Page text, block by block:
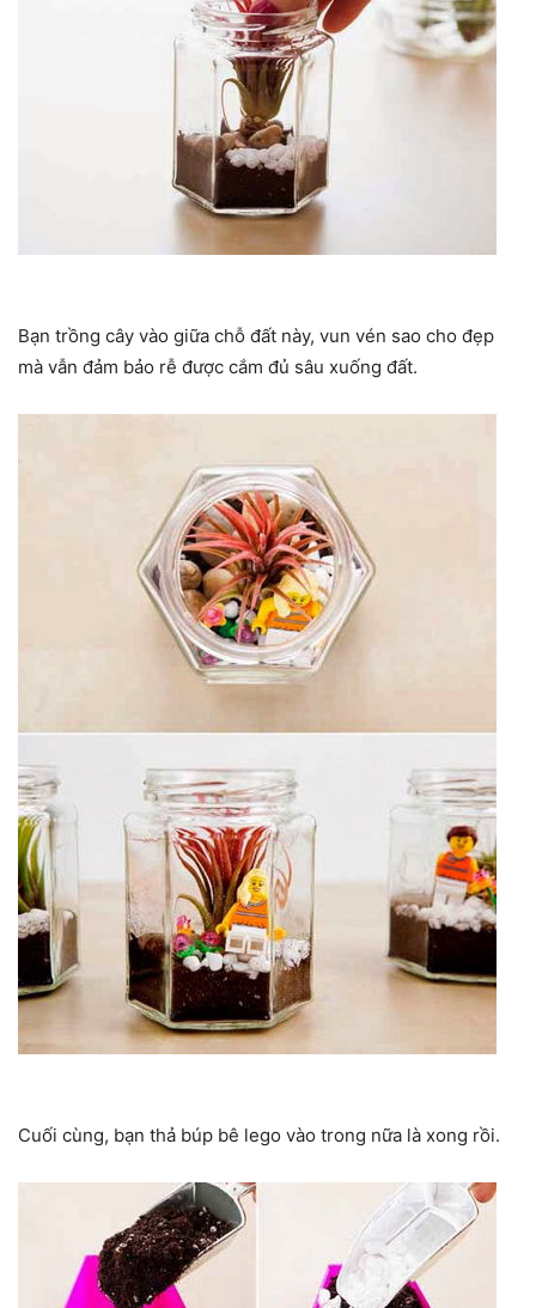
Bạn trồng cây vào giữa chỗ đất này, vun vén sao cho đẹp
mà vẫn đảm bảo rễ được cắm đủ sâu xuống đất.
Cuối cùng, bạn thả búp bê lego vào trong nữa là xong rồi.